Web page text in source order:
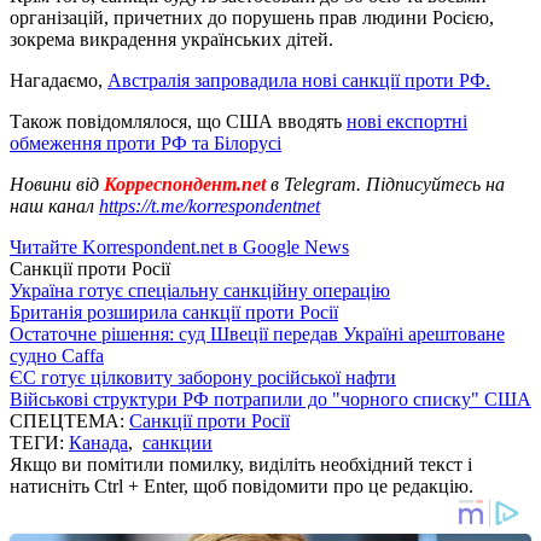
організацій, причетних до порушень прав людини Росією,
зокрема викрадення українських дітей.
Нагадаємо, Австралія запровадила нові санкції проти РФ.
Також повідомлялося, що США вводять нові експортні
обмеження проти РФ та Білорусі
Новини від Корреспондент.netв Telegram. Підписуйтесь на
наш канал https://t.me/korrespondentnet
Читайте Korrespondent.net в Google News
Санкції проти Росії
Україна готує спеціальну санкційну операцію
Британія розширила санкції проти Росії
Остаточне рішення: суд Швеції передав Україні арештоване
судно Caffa
ЄС готує цілковиту заборону російської нафти
Військові структури РФ потрапили до "чорного списку" США
СПЕЦТЕМА: Санкції проти Росії
ТЕГИ: Канада, санкции
Якщо ви помітили помилку, виділіть необхідний текст і
натисніть Ctrl + Enter, щоб повідомити про це редакцію.